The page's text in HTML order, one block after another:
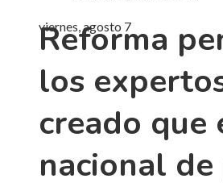
viernes, agosto 7
Reforma
los
creado que
nacional